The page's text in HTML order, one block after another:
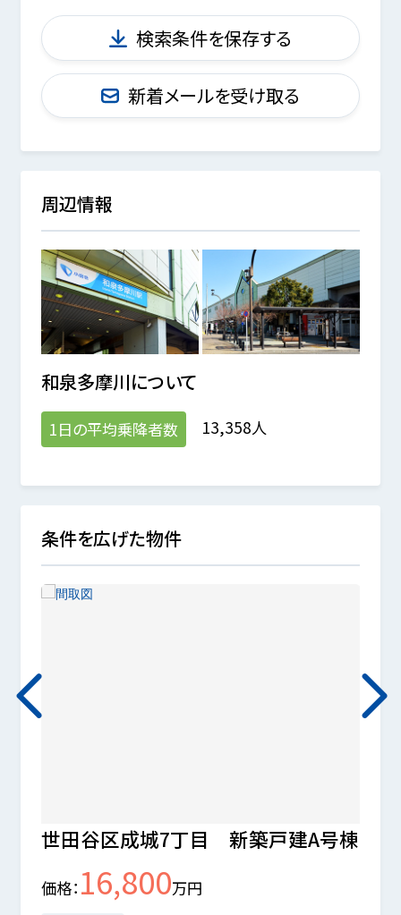
検索条件を保存する
新着メールを受け取る
周辺情報
和泉多摩川について
1日の平均乗降者数 13,358人
条件を広げた物件
世田谷区成城7丁目 新築戸建A号棟
価格 16,800万円